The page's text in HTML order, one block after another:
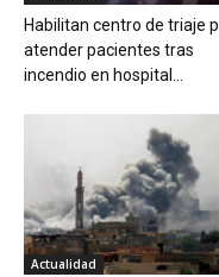
Habilitan centro de triaje
atender pacientes tras
incendio en hospital...
Actualidad